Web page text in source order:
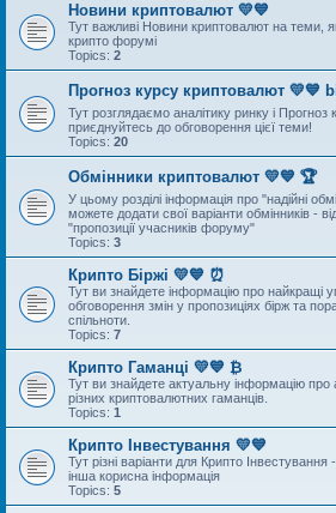
Новини криптовалют 💛💙
Тут важливі Новини криптовалют на теми,
крипто форумі
Topics: 2
Прогноз курсу криптовалют 💛💙
Тут розглядаємо аналітику ринку і Прогноз
приєднуйтесь до обговорення цієї теми!
Topics: 20
Обмінники криптовалют 💛💙 🏆
У цьому розділі інформація про "надійні
можете додати свої варіанти обмінників -
"пропозиції учасників форуму"
Topics: 3
Крипто Біржі 💛💙 ⏰
Тут ви знайдете інформацію про найкращі
обговорення змін у пропозиціях бірж та
спільноти.
Topics: 7
Крипто Гаманці 💛💙 ₿
Тут ви знайдете актуальну інформацію про
різних криптовалютних гаманців.
Topics: 1
Крипто Інвестування 💛💙
Тут різні варіанти для Крипто Інвестування
інша корисна інформація
Topics: 5